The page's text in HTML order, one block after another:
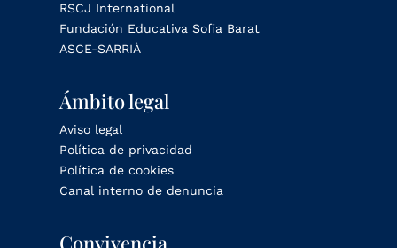
RSCJ International
Fundación Educativa Sofia Barat
ASCE-SARRIÀ
Ámbito legal
Aviso legal
Política de privacidad
Política de cookies
Canal interno de denuncia